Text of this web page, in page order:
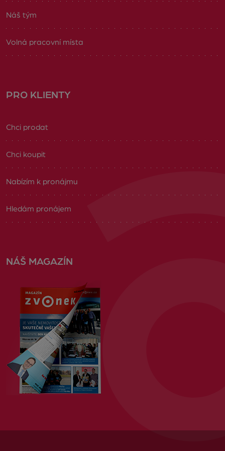
Náš tým
Volná pracovní místa
PRO KLIENTY
Chci prodat
Chci koupit
Nabízím k pronájmu
Hledám pronájem
NÁŠ MAGAZÍN